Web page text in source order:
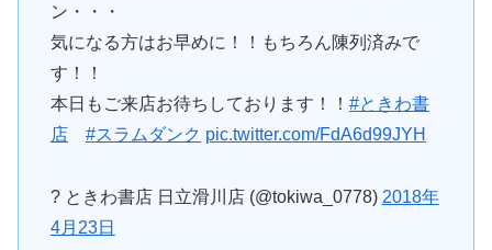
ン・・・
気になる方はお早めに！！もちろん陳列済みで
す！！
本日もご来店お待ちしております！！ #ときわ書
店
#スラムダンク pic.twitter.com/FdA6d99JYH
? ときわ書店 日立滑川店 (@tokiwa_0778) 2018年
4月23日